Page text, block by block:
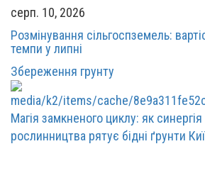
серп. 10, 2026
Розмінування сільгоспземель:
темпи у липні
Збереження грунту
Магія замкненого циклу: як
рослинництва рятує бідні ґрунти